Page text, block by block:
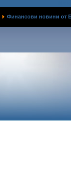
Финансови новини от